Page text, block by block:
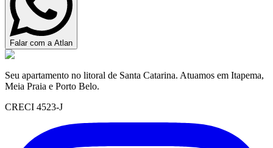
Falar com a Atlan
Seu apartamento no litoral de Santa Catarina. Atuamos em Itapema,
Meia Praia e Porto Belo.
CRECI 4523-J